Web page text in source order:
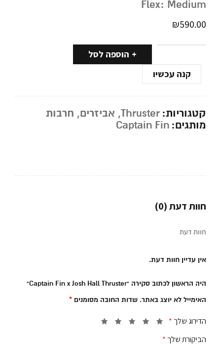
Flex: Medium
₪590.00
הוספה לסל
קנה עכשיו
קטגוריות: Thruster
, אביזרים, חרבות
מותגים: Captain Fin
חוות דעת (0)
חוות דעת
אין עדיין חוות דעת.
היה הראשון לכתוב סקירה “Captain Fin x Josh Hall Thruster”
האימייל לא יוצג באתר. שדות החובה מסומנים *
הדירוג שלך *
הביקורת שלך *